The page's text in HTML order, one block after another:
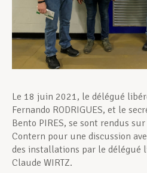
Actualités
Le 18 juin 2021, le délégué
Fernando RODRIGUES, et le
Bento PIRES, se sont rendus
Contern pour une discussion
des installations par le délégué
Claude WIRTZ.